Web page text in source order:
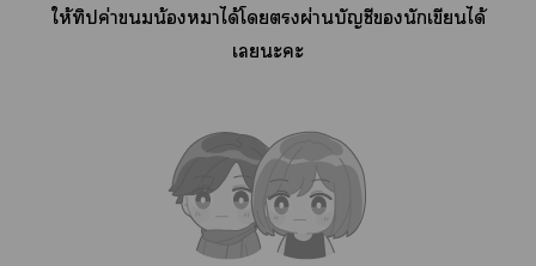
ให้ทิปค่าน้องาได้โผ่านบัญชีนักเขียนได้
เะะ